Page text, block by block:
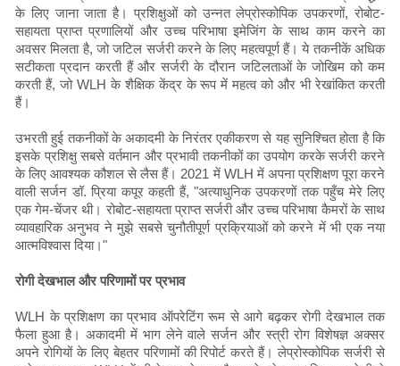
के लिए जाना जाता है। प्रशिक्षुओं को उन्नत लेप्रोस्कोपिक उपकरणों, रोबोट-
सहायता प्राप्त प्रणालियों और उच्च परिभाषा इमेजिंग के साथ काम करने का
अवसर मिलता है, जो जटिल सर्जरी करने के लिए महत्वपूर्ण हैं। ये तकनीकें अधिक
सटीकता प्रदान करती हैं और सर्जरी के दौरान जटिलताओं के जोखिम को कम
करती हैं, जो WLH के शैक्षिक केंद्र के रूप में महत्व को और भी रेखांकित करती
हैं।
उभरती हुई तकनीकों के अकादमी के निरंतर एकीकरण से यह सुनिश्चित होता है कि
इसके प्रशिक्षु सबसे वर्तमान और प्रभावी तकनीकों का उपयोग करके सर्जरी करने
के लिए आवश्यक कौशल से लैस हैं। 2021 में WLH में अपना प्रशिक्षण पूरा करने
वाली सर्जन डॉ. प्रिया कपूर कहती हैं, "अत्याधुनिक उपकरणों तक पहुँच मेरे लिए
एक गेम-चेंजर थी। रोबोट-सहायता प्राप्त सर्जरी और उच्च परिभाषा कैमरों के साथ
व्यावहारिक अनुभव ने मुझे सबसे चुनौतीपूर्ण प्रक्रियाओं को करने में भी एक नया
आत्मविश्वास दिया।"
रोगी देखभाल और परिणामों पर प्रभाव
WLH के प्रशिक्षण का प्रभाव ऑपरेटिंग रूम से आगे बढ़कर रोगी देखभाल तक
फैला हुआ है। अकादमी में भाग लेने वाले सर्जन और स्त्री रोग विशेषज्ञ अक्सर
अपने रोगियों के लिए बेहतर परिणामों की रिपोर्ट करते हैं। लेप्रोस्कोपिक सर्जरी से